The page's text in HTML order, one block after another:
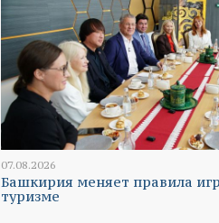
07.08.2026
Башкирия меняет правила
туризме